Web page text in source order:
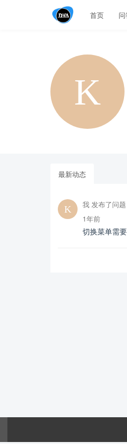
首页
最新动态
我 发布了问题
1年前
切换菜单需